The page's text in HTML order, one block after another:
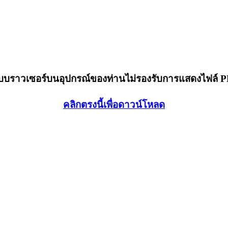
บราวเซอร์บนอุปกรณ์ของท่านไม่รองรับการแสดงไฟล์
คลิกตรงนี้เพื่อดาวน์โหลด